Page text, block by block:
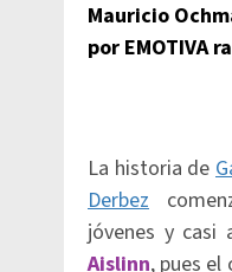
Mauricio
por EMOTIVA
La historia de
Derbez
jóvenes y casi
Aislinn, pues